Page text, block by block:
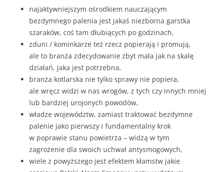
najaktywniejszym ośrodkiem nauczającym
bezdymnego palenia jest jakaś niezborna garstka
szaraków, coś tam dłubiących po godzinach,
zduni / kominkarze też rzecz popierają i promują,
ale to branża zdecydowanie zbyt mała jak na skalę
działań, jaka jest potrzebna,
branża kotlarska nie tylko sprawy nie popiera,
ale wręcz widzi w nas wrogów, z tych czy innych mniej
lub bardziej urojonych powodów,
władze województw, zamiast traktować bezdymne
palenie jako pierwszy i fundamentalny krok
w poprawie stanu powietrza – widzą w tym
zagrożenie dla swoich uchwał antysmogowych,
wiele z powyższego jest efektem kłamstw jakie